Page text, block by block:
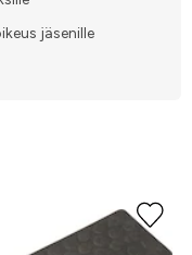
jäsenille